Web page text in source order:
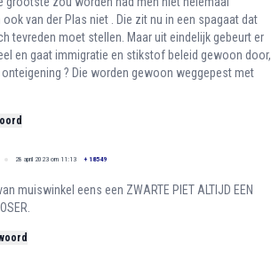
ook van der Plas niet . Die zit nu in een spagaat dat
tevreden moet stellen. Maar uit eindelijk gebeurt er
en gaat immigratie en stikstof beleid gewoon door,
onteigening ? Die worden gewoon weggepest met
28 april 2023 om 11:13 + 18549
muiswinkel eens een ZWARTE PIET ALTIJD EEN